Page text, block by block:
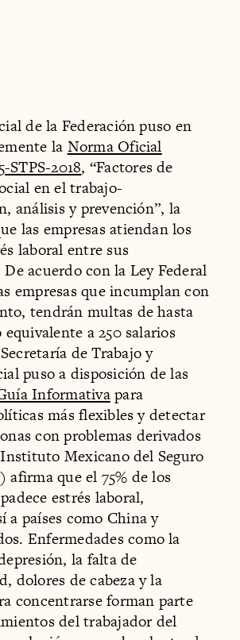
de la Federación puso en
la Norma Oficial
STPS-2018, “Factores de
en el trabajo-
análisis y prevención”, la
las empresas atiendan los
laboral entre sus
acuerdo con la Ley Federal
empresas que incumplan con
tendrán multas de hasta
a 250 salarios
de Trabajo y
puso a disposición de las
Informativapara
más flexibles y detectar
con problemas derivados
Mexicano del Seguro
afirma que el 75% de los
estrés laboral,
a países como China y
Enfermedades como la
la falta de
dolores de cabeza y la
concentrarse forman parte
del trabajador del